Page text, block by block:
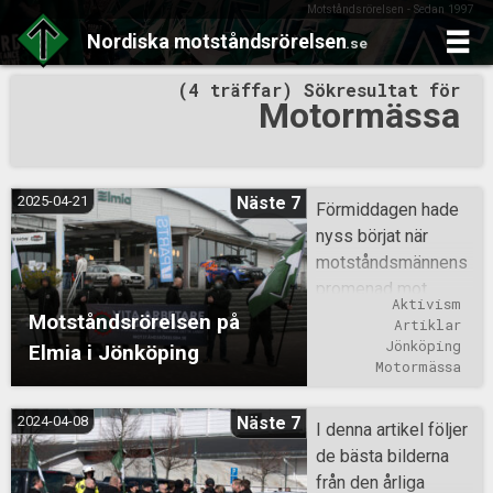
Motståndsrörelsen - Sedan 1997
Nordiska motståndsrörelsen.se
to
content
(4 träffar) Sökresultat för
Motormässa
Motståndsrörelsen på
Elmia i Jönköping
2025-04-21 Näste 7
Förmiddagen hade
nyss börjat när
motståndsmännens
promenad mot
Elmiamässan gick
av, hälsningar av
olika slag kunde
färdvägen, trots den
omfattande
kamerabevakningen
Aktivism
Artiklar
Jönköping
Motormässa
2024-04-08 Näste 7
I denna artikel följer
de bästa bilderna
från den årliga